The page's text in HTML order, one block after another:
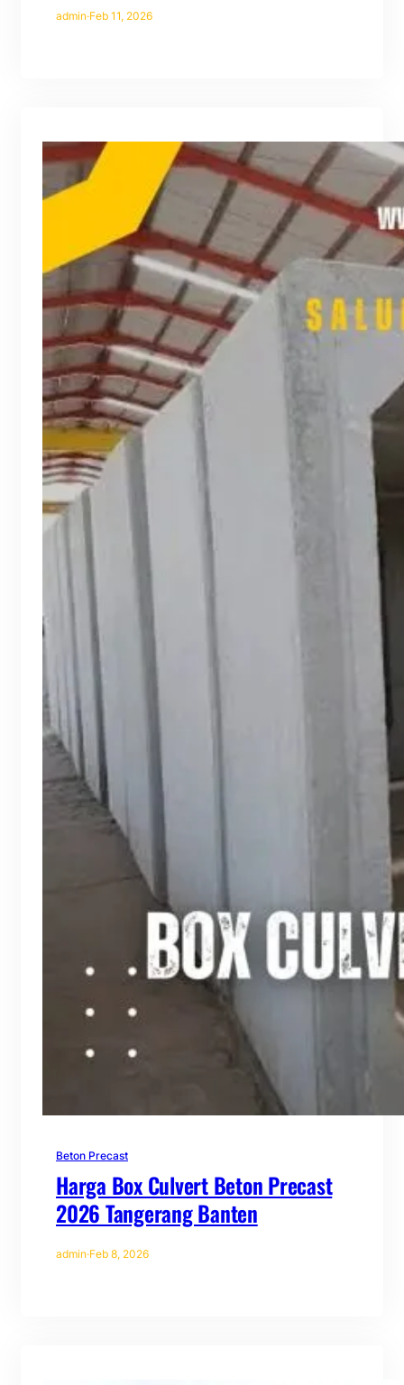
admin·Feb 11, 2026
Beton Precast
Harga Box Culvert Beton Precast
2026 Tangerang Banten
admin·Feb 8, 2026